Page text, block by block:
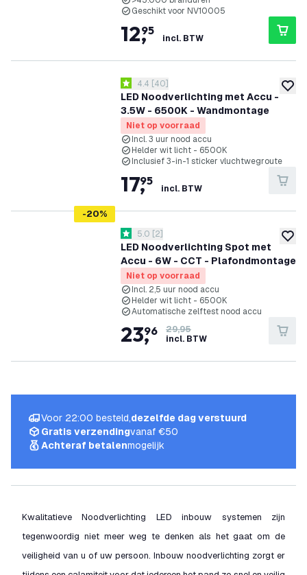
Geschikt voor NV10005
12,
95
incl. BTW
LED Noodverlichting met Accu -
3.5W - 6500K - Wandmontage
reviews drawer openen
4.4 score sterren
4.4 [40]
Niet op voorraad
Incl. 3 uur nood accu
Helder wit licht - 6500K
Inclusief 3-in-1 sticker vluchtwegroute
17,
95
incl. BTW
-20%
LED Noodverlichting Spot met
Accu - 6W - CCT - Plafondmontage
reviews drawer openen
5 score sterren
5.0 [2]
Niet op voorraad
Incl. 2,5 uur nood accu
Helder wit licht - 6500K
Automatische zelftest nood accu
23,
96
29,95
incl. BTW
Voor 22:00 besteld,dezelfde dag verstuurd
Gratis verzendingvanaf €50
Achteraf betalenmogelijk
Kwalitatieve Noodverlichting LED inbouw systemen zijn
tegenwoordig niet meer weg te denken als het gaat om de
veiligheid van u of uw persoon. Inbouw noodverlichting zorgt er